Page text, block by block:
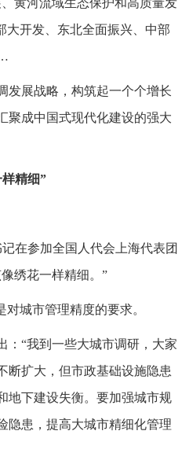
大开发、东北全面振兴、中部
发展战略，构筑起一个个增长
聚成中国式现代化建设的强大
精细”
在参加全国人代会上海代表团
绣花一样精细。”
对城市管理精度的要求。
：“我到一些大城市调研，大家
断扩大，但市政基础设施隐患
地下建设失衡。要加强城市规
隐患，提高大城市精细化管理